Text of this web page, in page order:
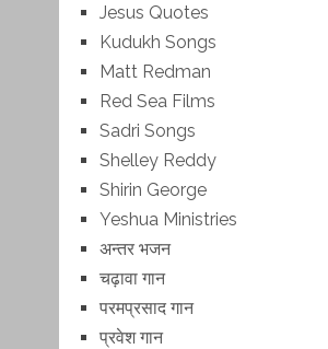
Jesus Quotes
Kudukh Songs
Matt Redman
Red Sea Films
Sadri Songs
Shelley Reddy
Shirin George
Yeshua Ministries
अन्तर भजन
चढ़ावा गान
परमप्रसाद गान
प्रवेश गान